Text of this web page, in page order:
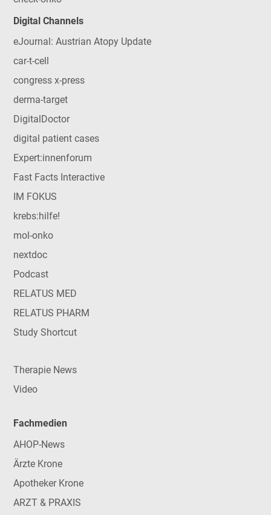
Digital Channels
eJournal: Austrian Atopy Update
car-t-cell
congress x-press
derma-target
DigitalDoctor
digital patient cases
Expert:innenforum
Fast Facts Interactive
IM FOKUS
krebs:hilfe!
mol-onko
nextdoc
Podcast
RELATUS MED
RELATUS PHARM
Study Shortcut
Therapie News
Video
Fachmedien
AHOP-News
Ärzte Krone
Apotheker Krone
ARZT & PRAXIS